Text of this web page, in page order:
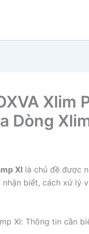
Xlim
Dòng
Xl là chủ đề được
biết, cách xử lý
Xl: Thông tin cần